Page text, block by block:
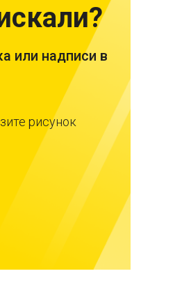
или надписи в
рисунок